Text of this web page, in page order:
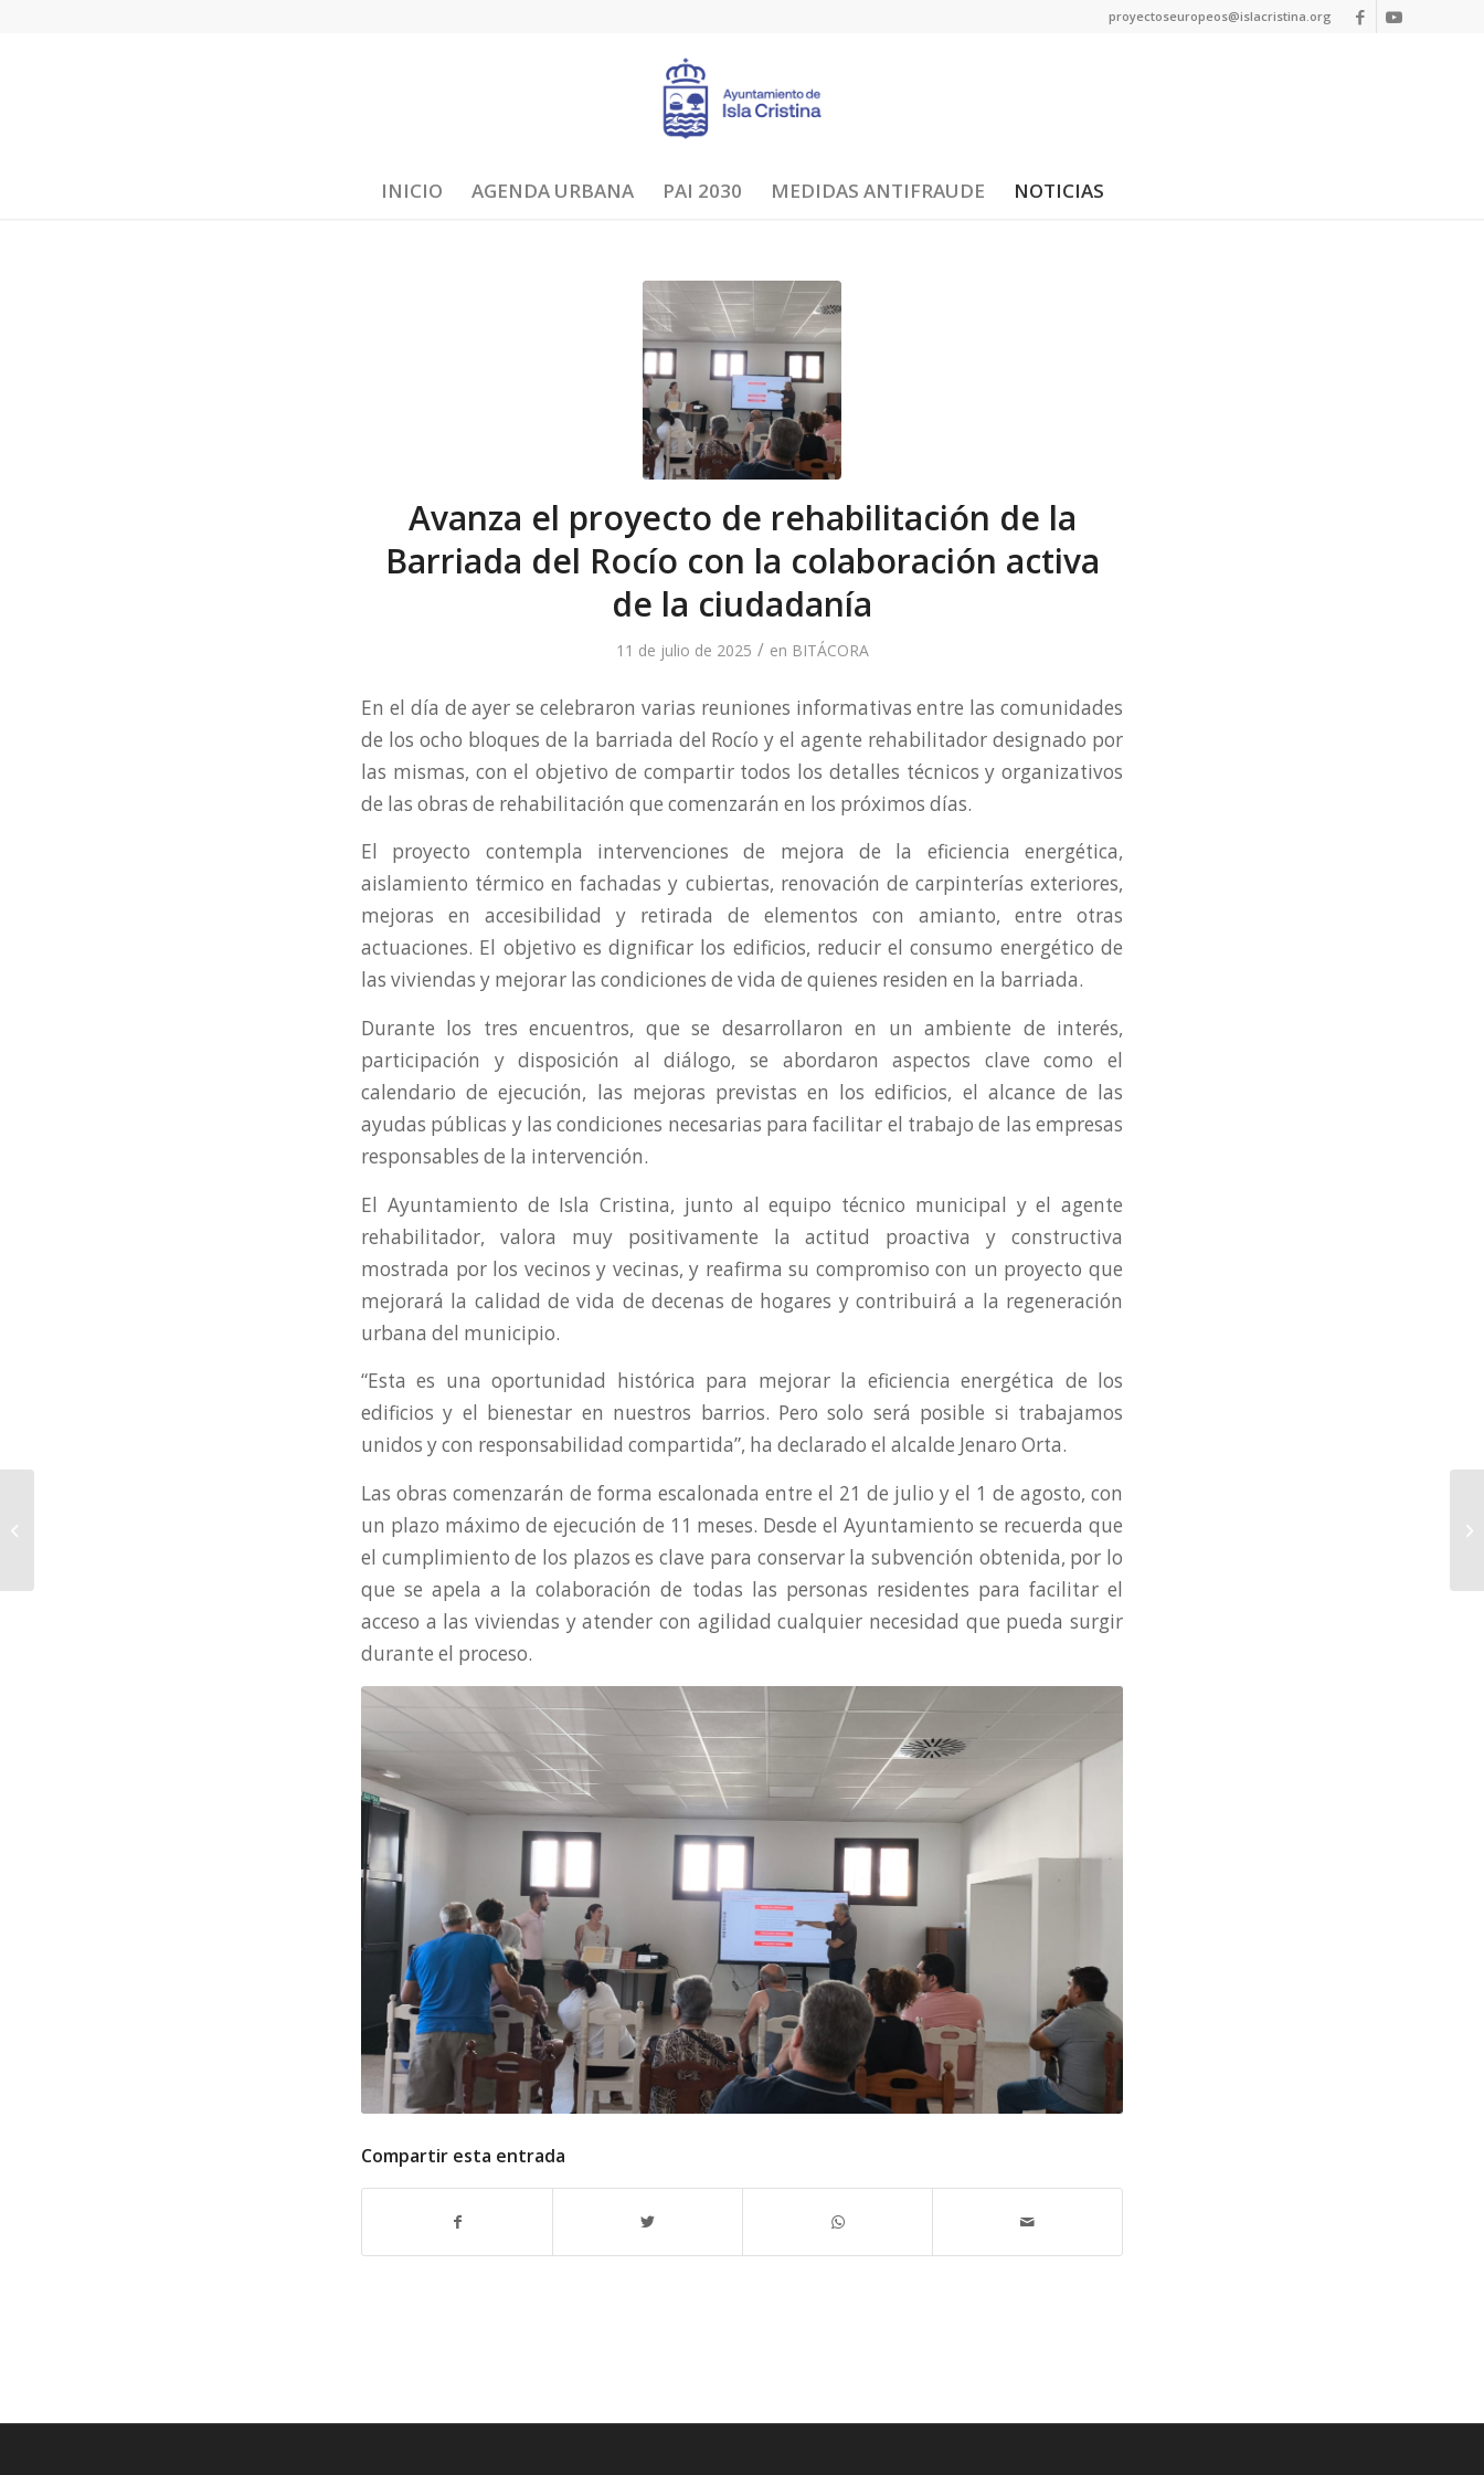
proyectoseuropeos@islacristina.org
INICIO AGENDA URBANA PAI 2030 MEDIDAS ANTIFRAUDE NOTICIAS
Avanza el proyecto de rehabilitación de la
Barriada del Rocío con la colaboración activa
de la ciudadanía
11 de julio de 2025 / en BITÁCORA
En el día de ayer se celebraron varias reuniones informativas entre las comunidades
de los ocho bloques de la barriada del Rocío y el agente rehabilitador designado por
las mismas, con el objetivo de compartir todos los detalles técnicos y organizativos
de las obras de rehabilitación que comenzarán en los próximos días.
El proyecto contempla intervenciones de mejora de la eficiencia energética,
aislamiento térmico en fachadas y cubiertas, renovación de carpinterías exteriores,
mejoras en accesibilidad y retirada de elementos con amianto, entre otras
actuaciones. El objetivo es dignificar los edificios, reducir el consumo energético de
las viviendas y mejorar las condiciones de vida de quienes residen en la barriada.
Durante los tres encuentros, que se desarrollaron en un ambiente de interés,
participación y disposición al diálogo, se abordaron aspectos clave como el
calendario de ejecución, las mejoras previstas en los edificios, el alcance de las
ayudas públicas y las condiciones necesarias para facilitar el trabajo de las empresas
responsables de la intervención.
El Ayuntamiento de Isla Cristina, junto al equipo técnico municipal y el agente
rehabilitador, valora muy positivamente la actitud proactiva y constructiva
mostrada por los vecinos y vecinas, y reafirma su compromiso con un proyecto que
mejorará la calidad de vida de decenas de hogares y contribuirá a la regeneración
urbana del municipio.
“Esta es una oportunidad histórica para mejorar la eficiencia energética de los
edificios y el bienestar en nuestros barrios. Pero solo será posible si trabajamos
unidos y con responsabilidad compartida”, ha declarado el alcalde Jenaro Orta.
Las obras comenzarán de forma escalonada entre el 21 de julio y el 1 de agosto, con
un plazo máximo de ejecución de 11 meses. Desde el Ayuntamiento se recuerda que
el cumplimiento de los plazos es clave para conservar la subvención obtenida, por lo
que se apela a la colaboración de todas las personas residentes para facilitar el
acceso a las viviendas y atender con agilidad cualquier necesidad que pueda surgir
durante el proceso.
Compartir esta entrada